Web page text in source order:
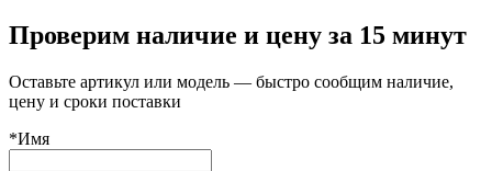
Проверим наличие и цену за 15 минут
Оставьте артикул или модель — быстро сообщим наличие,
цену и сроки поставки
*Имя